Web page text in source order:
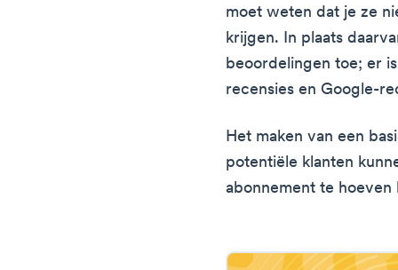
moet weten dat je ze
krijgen. In plaats
beoordelingen toe; er
recensies en Google-
Het maken van een
potentiële klanten
abonnement te hoeven